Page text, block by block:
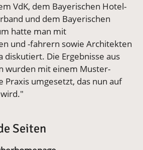
VdK, dem Bayerischen Hotel-
und dem Bayerischen
hatte man mit
und -fahrern sowie Architekten
diskutiert. Die Ergebnisse aus
wurden mit einem Muster-
Praxis umgesetzt, das nun auf
Seiten